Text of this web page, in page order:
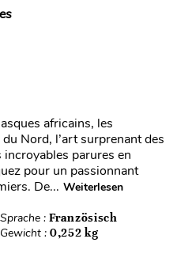
africains, les
Nord, l’art surprenant des
parures en
pour un passionnant
De... Weiterlesen
Sprache : Französisch
Gewicht : 0,252 kg